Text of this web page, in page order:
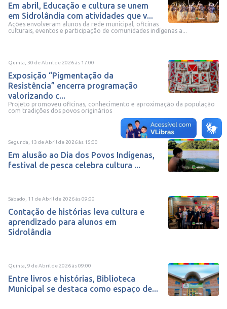
Em abril, Educação e cultura se unem
em Sidrolândia com atividades que v...
Ações envolveram alunos da rede municipal, oficinas
culturais, eventos e participação de comunidades indígenas a...
Quinta, 30 de Abril de 2026às 17:00
Exposição “Pigmentação da
Resistência” encerra programação
valorizando c...
Projeto promoveu oficinas, conhecimento e aproximação da população
com tradições dos povos originários
Segunda, 13 de Abril de 2026às 15:00
Em alusão ao Dia dos Povos Indígenas,
festival de pesca celebra cultura ...
Sábado, 11 de Abril de 2026às09:00
Contação de histórias leva cultura e
aprendizado para alunos em
Sidrolândia
Quinta, 9 de Abril de 2026às09:00
Entre livros e histórias, Biblioteca
Municipal se destaca como espaço de...